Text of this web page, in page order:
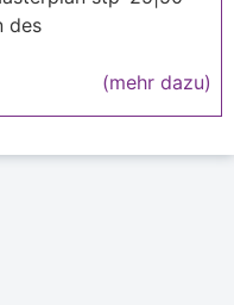
des
(mehr dazu)